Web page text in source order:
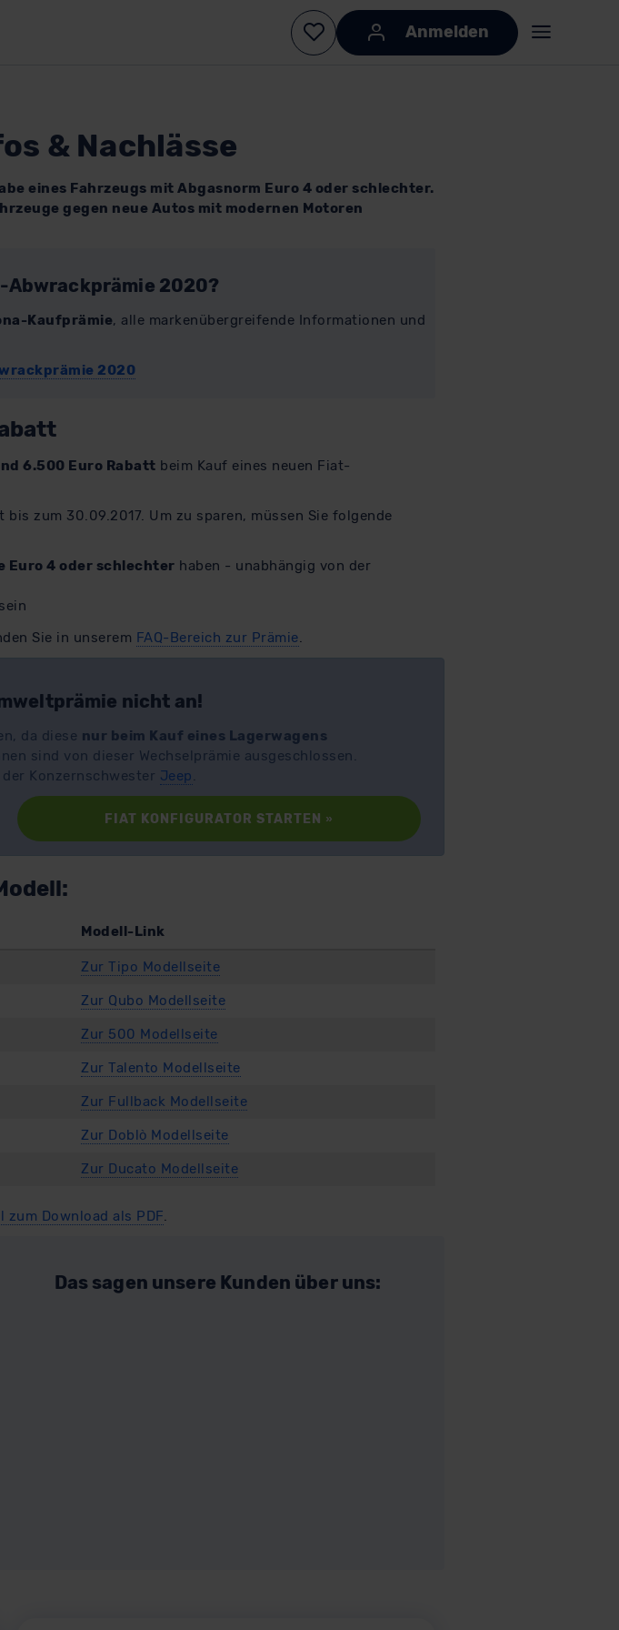
& Nachlässe
eines Fahrzeugs mit Abgasnorm Euro 4 oder schlechter.
gegen neue Autos mit modernen Motoren
Abwrackprämie 2020?
Kaufprämie, alle markenübergreifende Informationen und
2020
6.500 Euro Rabatt beim Kauf eines neuen Fiat-
zum 30.09.2017. Um zu sparen, müssen Sie folgende
Euro 4 oder schlechter haben - unabhängig von der
Sie in unserem FAQ-Bereich zur Prämie.
nicht an!
da diese nur beim Kauf eines Lagerwagens
sind von dieser Wechselprämie ausgeschlossen.
Konzernschwester Jeep.
FIAT KONFIGURATOR STARTEN »
Modell-Link
Zur Tipo Modellseite
Zur Qubo Modellseite
Zur 500 Modellseite
Zur Talento Modellseite
Zur Fullback Modellseite
Zur Doblò Modellseite
Zur Ducato Modellseite
Download als PDF.
Das sagen unsere Kunden über uns: